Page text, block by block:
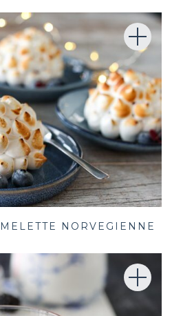
NORVEGIENNE